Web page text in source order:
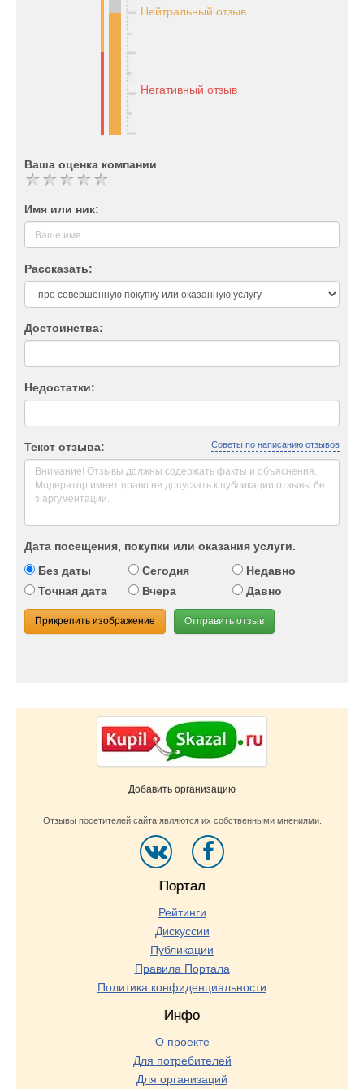
Нейтральный отзыв
Негативный отзыв
Ваша оценка компании
Имя или ник:
Рассказать:
Достоинства:
Недостатки:
Текст отзыва: Советы по написанию отзывов
Дата посещения, покупки или оказания услуги.
Без даты
Сегодня
Недавно
Точная дата
Вчера Давно
Прикрепить изображение Отправить отзыв
Добавить организацию
Отзывы посетителей сайта являются их собственными мнениями.
Портал
Рейтинги
Дискуссии
Публикации
Правила Портала
Политика конфиденциальности
Инфо
О проекте
Для потребителей
Для организаций